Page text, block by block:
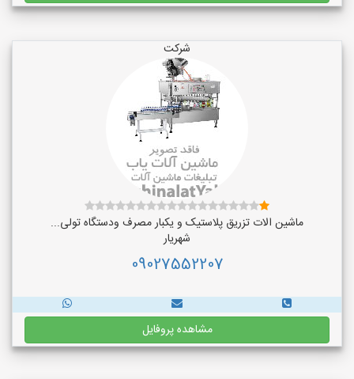
شرکت
ماشین الات تزریق پلاستیک و یکبار مصرف ودستگاه تولی...
شهریار
09027552207
مشاهده پروفایل